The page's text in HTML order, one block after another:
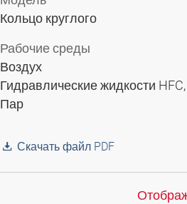
Кольцо круглого
Рабочие среды
Воздух
Гидравлические жидкости
Пар
Скачать файл PDF